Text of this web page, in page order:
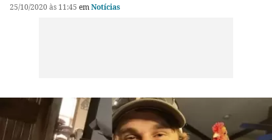
25/10/2020 às 11:45 emNotícias